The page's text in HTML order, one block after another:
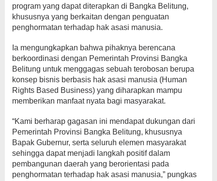
program yang dapat diterapkan di Bangka Belitung,
khususnya yang berkaitan dengan penguatan
penghormatan terhadap hak asasi manusia.
Ia mengungkapkan bahwa pihaknya berencana
berkoordinasi dengan Pemerintah Provinsi Bangka
Belitung untuk menggagas sebuah terobosan berupa
konsep bisnis berbasis hak asasi manusia (Human
Rights Based Business) yang diharapkan mampu
memberikan manfaat nyata bagi masyarakat.
“Kami berharap gagasan ini mendapat dukungan dari
Pemerintah Provinsi Bangka Belitung, khususnya
Bapak Gubernur, serta seluruh elemen masyarakat
sehingga dapat menjadi langkah positif dalam
pembangunan daerah yang berorientasi pada
penghormatan terhadap hak asasi manusia,” pungkas